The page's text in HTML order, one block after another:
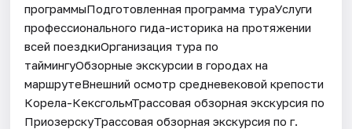
программыПодготовленная программа тураУслуги
профессионального гида-историка на протяжении
всей поездкиОрганизация тура по
таймингуОбзорные экскурсии в городах на
маршрутеВнешний осмотр средневековой крепости
Корела-КексгольмТрассовая обзорная экскурсия по
ПриозерскуТрассовая обзорная экскурсия по г.